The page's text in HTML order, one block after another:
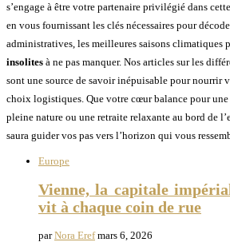
s’engage à être votre partenaire privilégié dans
en vous fournissant les clés nécessaires pour
administratives, les meilleures saisons climatiques
insolites à ne pas manquer. Nos articles sur les
sont une source de savoir inépuisable pour nourrir
choix logistiques. Que votre cœur balance pour une
pleine nature ou une retraite relaxante au bord de
saura guider vos pas vers l’horizon qui vous
Europe
Vienne, la capitale
vit à chaque coin de rue
parNora Eref mars 6, 2026